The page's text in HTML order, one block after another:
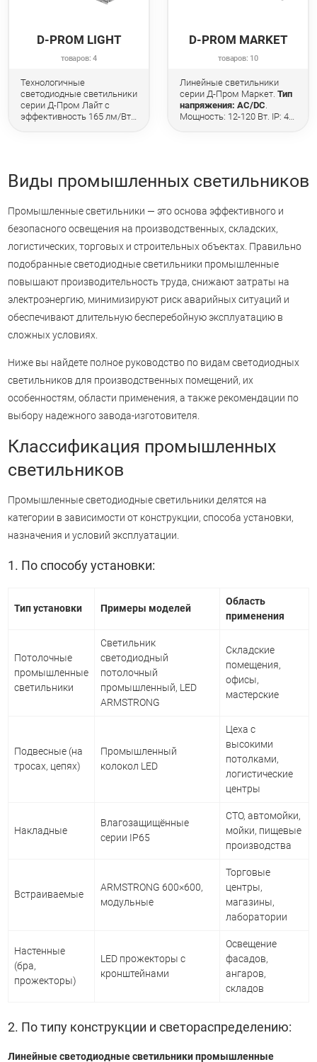
D-PROM LIGHT
товаров: 4
Технологичные
светодиодные светильники
серии Д-Пром Лайт с
эффективность 165 лм/Вт.
D-PROM MARKET
товаров: 10
Линейные светильники
серии Д-Пром Маркет. Тип
напряжения: AC/DC.
Мощность: 12-120 Вт. IP: 40,
Виды промышленных светильников
Промышленные светильники — это основа эффективного и
безопасного освещения на производственных, складских,
логистических, торговых и строительных объектах. Правильно
подобранные светодиодные светильники промышленные
повышают производительность труда, снижают затраты на
электроэнергию, минимизируют риск аварийных ситуаций и
обеспечивают длительную бесперебойную эксплуатацию в
сложных условиях.
Ниже вы найдете полное руководство по видам светодиодных
светильников для производственных помещений, их
особенностям, области применения, а также рекомендации по
выбору надежного завода-изготовителя.
Классификация промышленных
светильников
Промышленные светодиодные светильники делятся на
категории в зависимости от конструкции, способа установки,
назначения и условий эксплуатации.
1. По способу установки:
Тип установки Примеры моделей
Область
применения
Потолочные
промышленные
светильники
Светильник
светодиодный
потолочный
промышленный, LED
ARMSTRONG
Складские
помещения,
офисы,
мастерские
Подвесные (на
тросах, цепях)
Промышленный
колокол LED
Цеха с
высокими
потолками,
логистические
центры
Накладные
Влагозащищённые
серии IP65
СТО, автомойки,
мойки, пищевые
производства
Встраиваемые
ARMSTRONG 600×600,
модульные
Торговые
центры,
магазины,
лаборатории
Настенные
(бра,
прожекторы)
LED прожекторы с
кронштейнами
Освещение
фасадов,
ангаров,
складов
2. По типу конструкции и светораспределению:
Линейные светодиодные светильники промышленные